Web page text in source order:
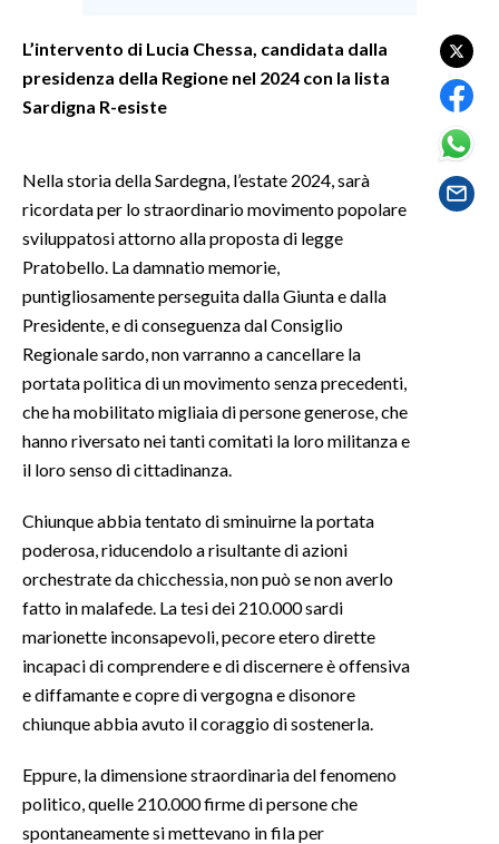
GOSSIP
SALUTE
SARDI NEL MONDO
NOTIZIE
#CARAUNIONE
3 MINUTI CON
INSULARITÀ
ABBONATI
NECROLOGI
PUBBLICITÀ
SPIAGGE
STORE
L’intervento di Lucia Chessa, candidata dalla
presidenza della Regione nel 2024 con la lista
Sardigna R-esiste
Nella storia della Sardegna, l’estate 2024, sarà
ricordata per lo straordinario movimento popolare
sviluppatosi attorno alla proposta di legge
Pratobello. La damnatio memorie,
puntigliosamente perseguita dalla Giunta e dalla
Presidente, e di conseguenza dal Consiglio
Regionale sardo, non varranno a cancellare la
portata politica di un movimento senza precedenti,
che ha mobilitato migliaia di persone generose, che
hanno riversato nei tanti comitati la loro militanza e
il loro senso di cittadinanza.
Chiunque abbia tentato di sminuirne la portata
poderosa, riducendolo a risultante di azioni
orchestrate da chicchessia, non può se non averlo
fatto in malafede. La tesi dei 210.000 sardi
marionette inconsapevoli, pecore etero dirette
incapaci di comprendere e di discernere è offensiva
e diffamante e copre di vergogna e disonore
chiunque abbia avuto il coraggio di sostenerla.
Eppure, la dimensione straordinaria del fenomeno
politico, quelle 210.000 firme di persone che
spontaneamente si mettevano in fila per